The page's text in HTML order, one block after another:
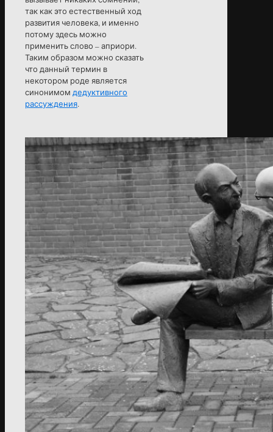
так как это естественный ход
развития человека, и именно
потому здесь можно
применить слово – априори.
Таким образом можно сказать
что данный термин в
некотором роде является
синонимом дедуктивного
рассуждения.